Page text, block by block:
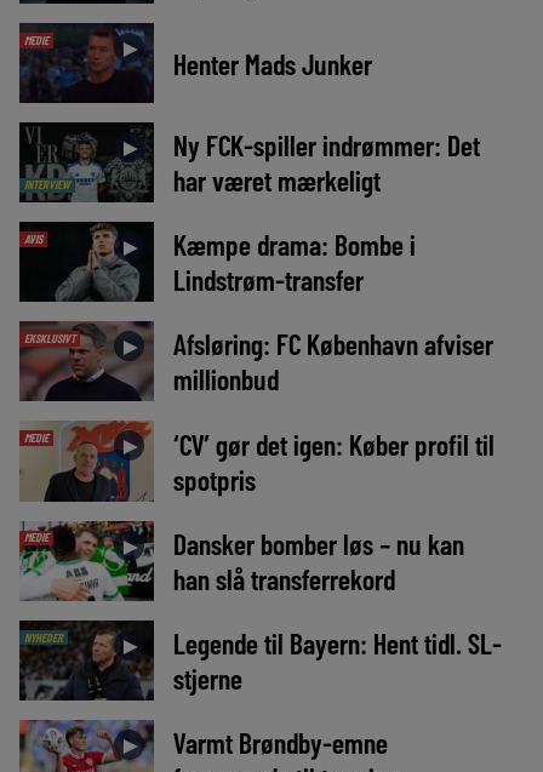
MEDIE ► Henter Mads Junker
INTERVIEW
►
Ny FCK-spiller indrømmer: Det
har været mærkeligt
AVIS ►
Kæmpe drama: Bombe i
Lindstrøm-transfer
EKSKLUSIVT ►
Afsløring: FC København afviser
millionbud
MEDIE ►
‘CV’ gør det igen: Køber profil til
spotpris
MEDIE ►
Dansker bomber løs – nu kan
han slå transferrekord
NYHEDER ►
Legende til Bayern: Hent tidl. SL-
stjerne
►
Varmt Brøndby-emne